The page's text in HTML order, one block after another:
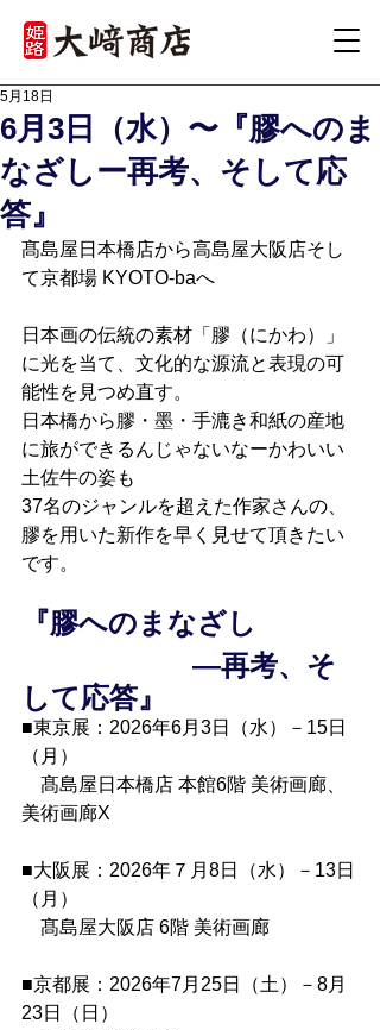
6月3日（水）〜『膠へのま
なざしー再考、そして応
答』
5月18日
髙島屋日本橋店から高島屋大阪店そし
て京都場 KYOTO-baへ
日本画の伝統の素材「膠（にかわ）」
に光を当て、文化的な源流と表現の可
能性を見つめ直す。
日本橋から膠・墨・手漉き和紙の産地
に旅ができるんじゃないなーかわいい
土佐牛の姿も
37名のジャンルを超えた作家さんの、
膠を用いた新作を早く見せて頂きたい
です。
『膠へのまなざし
―再考、そ
して応答』
■東京展：2026年6月3日（水）－15日
（月）
髙島屋日本橋店 本館6階 美術画廊、
美術画廊X
■大阪展：2026年７月8日（水）－13日
（月）
髙島屋大阪店 6階 美術画廊
■京都展：2026年7月25日（土）－8月
23日（日）